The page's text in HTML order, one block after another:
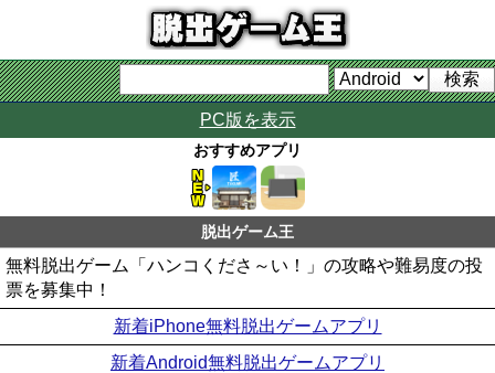
PC版を表示
おすすめアプリ
脱出ゲーム王
無料脱出ゲーム「ハンコくださ～い！」の攻略や難易度の投
票を募集中！
新着iPhone無料脱出ゲームアプリ
新着Android無料脱出ゲームアプリ